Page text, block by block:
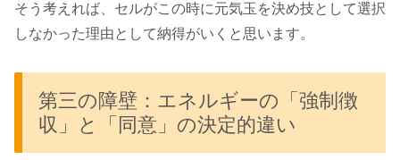
そう考えれば、セルがこの時に元気玉を決め技として選択
しなかった理由として納得がいくと思います。
第三の障壁：エネルギーの「強制徴
収」と「同意」の決定的違い